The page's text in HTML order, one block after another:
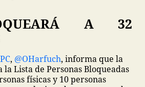
A 32
, @OHarfuch, informa que la
Lista de Personas Bloqueadas
físicas y 10 personas